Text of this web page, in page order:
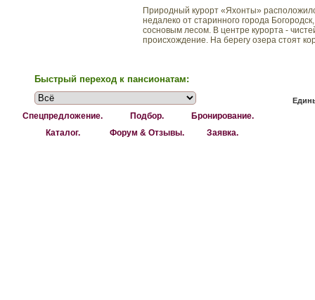
Природный курорт «Яхонты»
недалеко от старинного города
сосновым лесом. В центре курорта -
происхождение. На берегу озера стоят
Быстрый переход к пансионатам:
Спецпредложение. Подбор.
Бронирование.
Каталог.
Форум & Отзывы. Заявка.